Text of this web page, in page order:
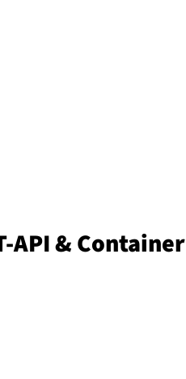
API & Container